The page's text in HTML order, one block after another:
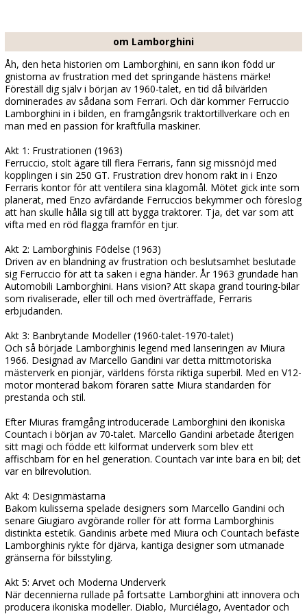
om Lamborghini
Åh, den heta historien om Lamborghini, en sann ikon född ur
gnistorna av frustration med det springande hästens märke!
Föreställ dig själv i början av 1960-talet, en tid då bilvärlden
dominerades av sådana som Ferrari. Och där kommer Ferruccio
Lamborghini in i bilden, en framgångsrik traktortillverkare och en
man med en passion för kraftfulla maskiner.
Akt 1: Frustrationen (1963)
Ferruccio, stolt ägare till flera Ferraris, fann sig missnöjd med
kopplingen i sin 250 GT. Frustration drev honom rakt in i Enzo
Ferraris kontor för att ventilera sina klagomål. Mötet gick inte som
planerat, med Enzo avfärdande Ferruccios bekymmer och föreslog
att han skulle hålla sig till att bygga traktorer. Tja, det var som att
vifta med en röd flagga framför en tjur.
Akt 2: Lamborghinis Födelse (1963)
Driven av en blandning av frustration och beslutsamhet beslutade
sig Ferruccio för att ta saken i egna händer. År 1963 grundade han
Automobili Lamborghini. Hans vision? Att skapa grand touring-bilar
som rivaliserade, eller till och med överträffade, Ferraris
erbjudanden.
Akt 3: Banbrytande Modeller (1960-talet-1970-talet)
Och så började Lamborghinis legend med lanseringen av Miura
1966. Designad av Marcello Gandini var detta mittmotoriska
mästerverk en pionjär, världens första riktiga superbil. Med en V12-
motor monterad bakom föraren satte Miura standarden för
prestanda och stil.
Efter Miuras framgång introducerade Lamborghini den ikoniska
Countach i början av 70-talet. Marcello Gandini arbetade återigen
sitt magi och födde ett kilformat underverk som blev ett
affischbarn för en hel generation. Countach var inte bara en bil; det
var en bilrevolution.
Akt 4: Designmästarna
Bakom kulisserna spelade designers som Marcello Gandini och
senare Giugiaro avgörande roller för att forma Lamborghinis
distinkta estetik. Gandinis arbete med Miura och Countach befäste
Lamborghinis rykte för djärva, kantiga designer som utmanade
gränserna för bilsstyling.
Akt 5: Arvet och Moderna Underverk
När decennierna rullade på fortsatte Lamborghini att innovera och
producera ikoniska modeller. Diablo, Murciélago, Aventador och